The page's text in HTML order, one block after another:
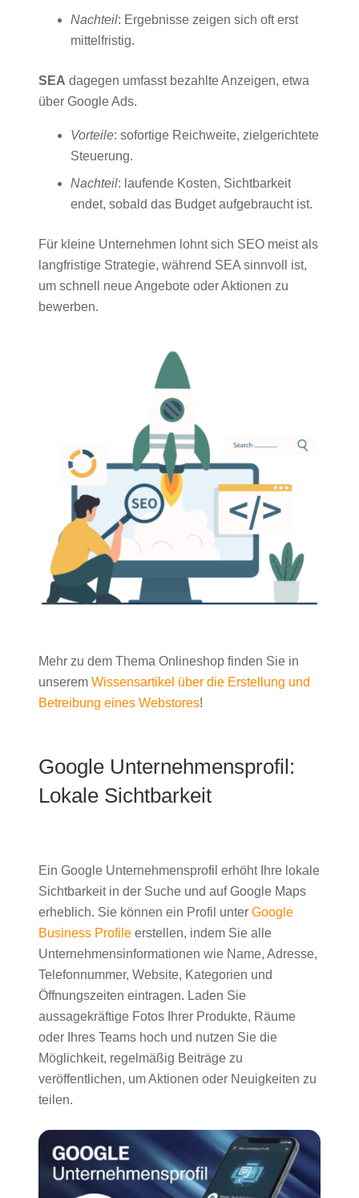
Nachteil: Ergebnisse zeigen sich oft erst
mittelfristig.
SEA dagegen umfasst bezahlte Anzeigen, etwa
über Google Ads.
Vorteile: sofortige Reichweite, zielgerichtete
Steuerung.
Nachteil: laufende Kosten, Sichtbarkeit
endet, sobald das Budget aufgebraucht ist.
Für kleine Unternehmen lohnt sich SEO meist als
langfristige Strategie, während SEA sinnvoll ist,
um schnell neue Angebote oder Aktionen zu
bewerben.
Mehr zu dem Thema Onlineshop finden Sie in
unserem Wissensartikel über die Erstellung und
Betreibung eines Webstores!
Google Unternehmensprofil:
Lokale Sichtbarkeit
Ein Google Unternehmensprofil erhöht Ihre lokale
Sichtbarkeit in der Suche und auf Google Maps
erheblich. Sie können ein Profil unter Google
Business Profile erstellen, indem Sie alle
Unternehmensinformationen wie Name, Adresse,
Telefonnummer, Website, Kategorien und
Öffnungszeiten eintragen. Laden Sie
aussagekräftige Fotos Ihrer Produkte, Räume
oder Ihres Teams hoch und nutzen Sie die
Möglichkeit, regelmäßig Beiträge zu
veröffentlichen, um Aktionen oder Neuigkeiten zu
teilen.